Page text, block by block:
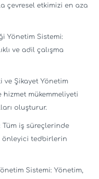
çevresel etkimizi en aza
Yönetim Sistemi:
ve adil çalışma
ve Şikayet Yönetim
mükemmeliyeti
oluşturur.
Tüm iş süreçlerinde
önleyici tedbirlerin
Sistemi: Yönetim,